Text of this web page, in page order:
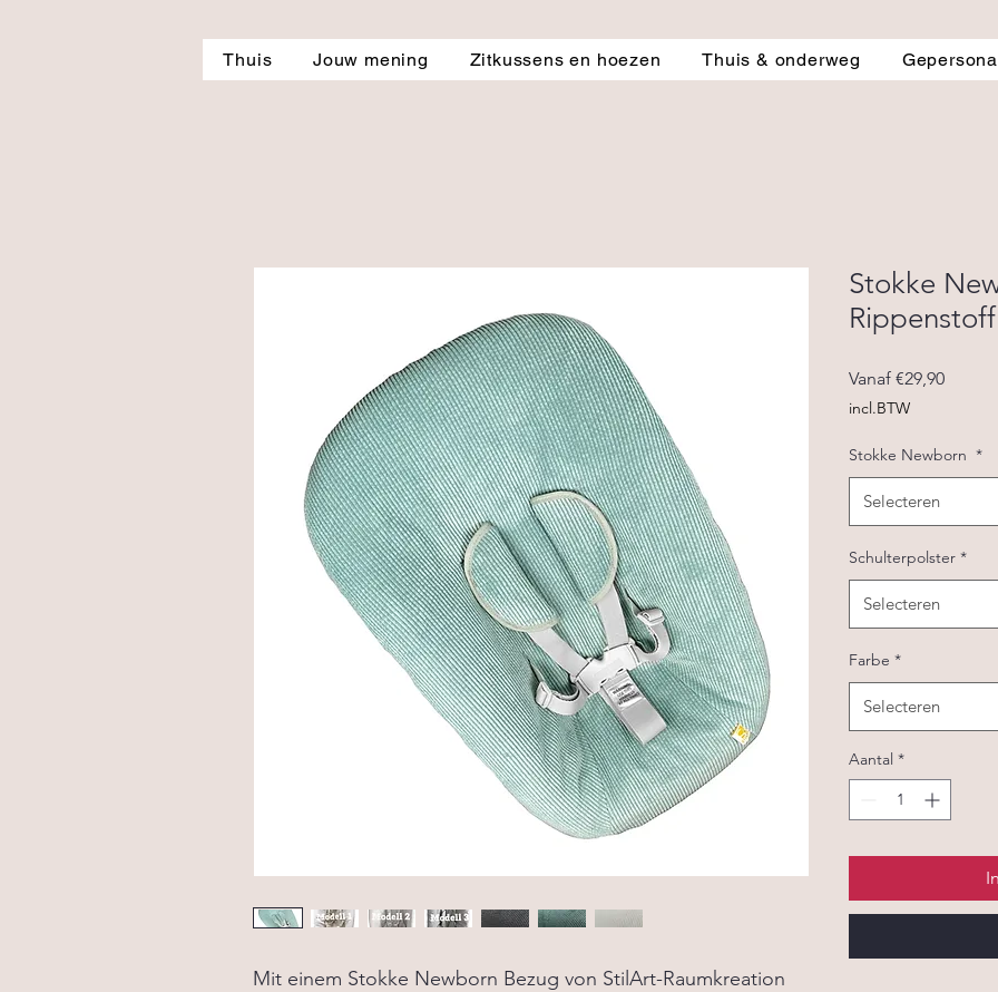
Thuis Jouw mening Zitkussens en hoezen Thuis & onderweg
Mit einem Stokke Newborn Bezug von StilArt-Raumkreation
Stokke
Vanaf €29,90
incl.BTW
Stokke Newborn *
Selecteren
Schulterpolster *
Selecteren
Farbe *
Selecteren
Aantal *